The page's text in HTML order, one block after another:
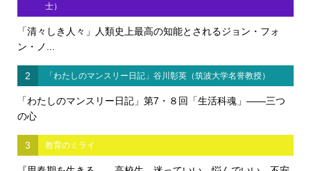
士）
「清々しき人々」人類史上最高の知能とされるジョン・フォ
ン・ノ...
2 「わたしのマンスリー日記」谷川彰英（筑波大学名誉教授）
「わたしのマンスリー日記」第7・８回「生活科魂」――三つ
の心
3 教育のミライ